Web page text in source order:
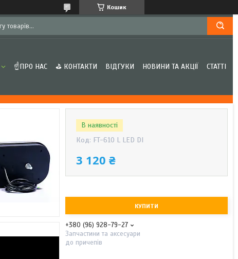
Кошик
☝ПРО НАС ⛳ КОНТАКТИ ВІДГУКИ НОВИНИ ТА АКЦІЇ СТАТТІ
В наявності
Код: FT-610 L LED DI
3 120 ₴
КУПИТИ
+380 (96) 928-79-27
Запчастини та аксесуари
до причепів